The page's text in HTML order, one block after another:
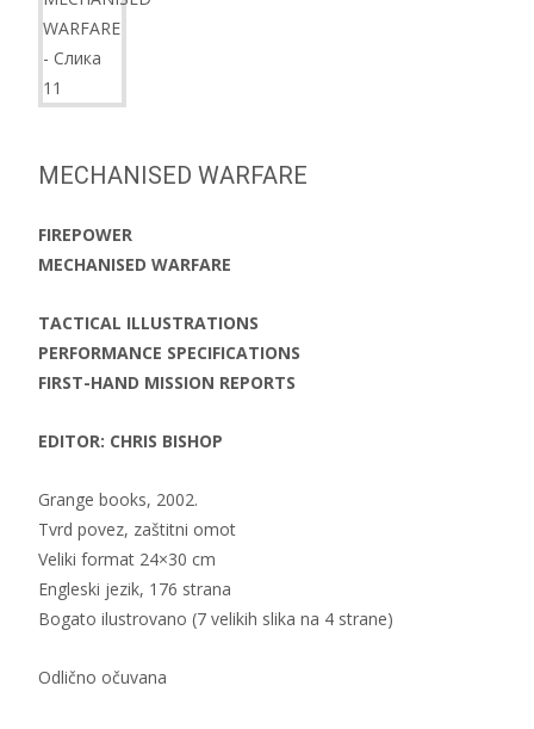
MECHANISED WARFARE
FIREPOWER
MECHANISED WARFARE
TACTICAL ILLUSTRATIONS
PERFORMANCE SPECIFICATIONS
FIRST-HAND MISSION REPORTS
EDITOR: CHRIS BISHOP
Grange books, 2002.
Tvrd povez, zaštitni omot
Veliki format 24×30 cm
Engleski jezik, 176 strana
Bogato ilustrovano (7 velikih slika na 4 strane)
Odlično očuvana